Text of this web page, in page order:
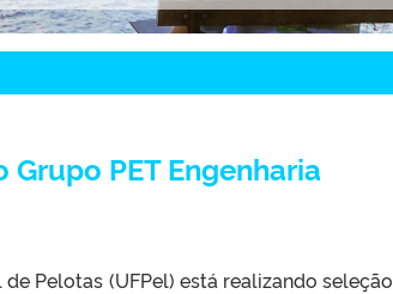
PET Engenharia
Pelotas (UFPel) está realizando seleção